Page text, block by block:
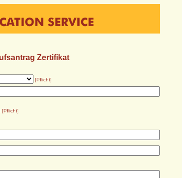
Zertifikat
[Pflicht]
[Pflicht]